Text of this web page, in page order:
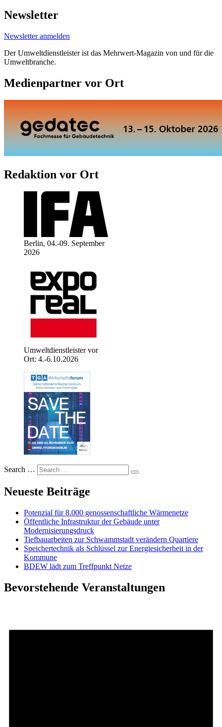
Newsletter
Newsletter anmelden
Der Umweltdienstleister ist das Mehrwert-Magazin von und für die
Umweltbranche.
Medienpartner vor Ort
Redaktion vor Ort
Berlin, 04.-09. September
2026
Umweltdienstleister vor
Ort: 4.-6.10.2026
Search …
Neueste Beiträge
Potenzial für 8.000 genossenschaftliche Wärmenetze
Öffentliche Infrastruktur der Gebäude unter
Modernisierungsdruck
Tiefbauarbeiten zur Schwammstadt verändern Quartiere
Speichertechnik als Schlüssel zur Energiesicherheit in der
Kommune
BDEW lädt zum Treffpunkt Netze
Bevorstehende Veranstaltungen